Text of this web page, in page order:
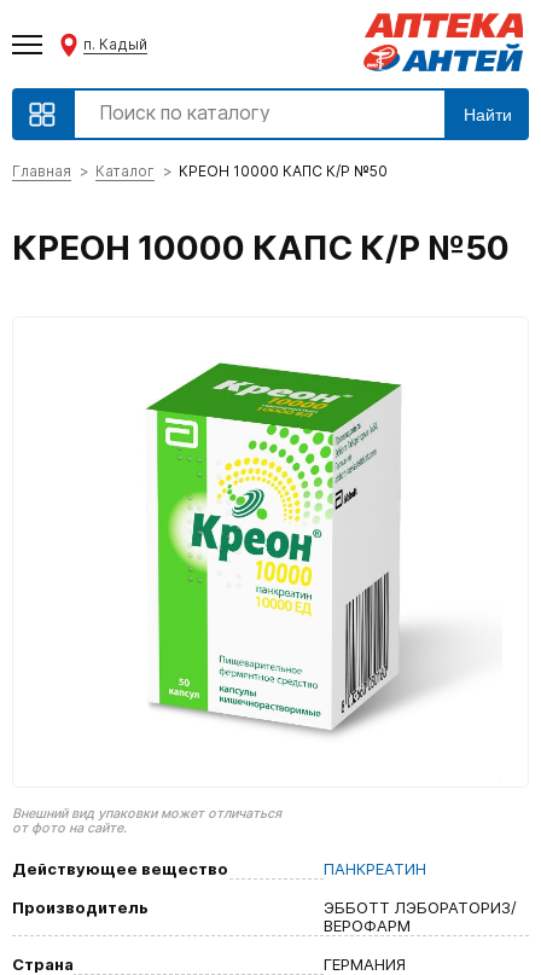
п. Кадый
Найти
Главная Каталог КРЕОН 10000 КАПС К/Р №50
КРЕОН 10000 КАПС К/Р №50
Внешний вид упаковки может отличаться
от фото на сайте.
Действующее вещество
ПАНКРЕАТИН
Производитель
ЭББОТТ ЛЭБОРАТОРИЗ/
ВЕРОФАРМ
Страна
ГЕРМАНИЯ